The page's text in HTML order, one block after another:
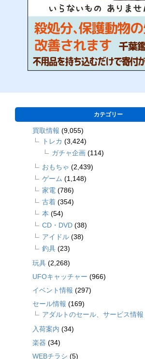
カテゴリー
買取情報 (9,055)
トレカ (3,424)
ガチャ企画 (114)
おもちゃ (2,439)
ゲーム (1,148)
家電 (786)
古着 (354)
本 (54)
CD・DVD (38)
アイドル (38)
釣具 (23)
玩具 (2,268)
UFOキャッチャー (966)
イベント情報 (297)
セール情報 (169)
アダルトのセール、サービス情報
入荷案内 (34)
楽器 (34)
WEBチラシ (5)